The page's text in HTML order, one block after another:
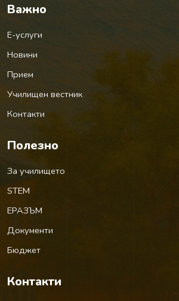
Важно
Е-услуги
Новини
Прием
Училищен вестник
Контакти
Полезно
За училището
STEM
ЕРАЗЪМ
Документи
Бюджет
Контакти